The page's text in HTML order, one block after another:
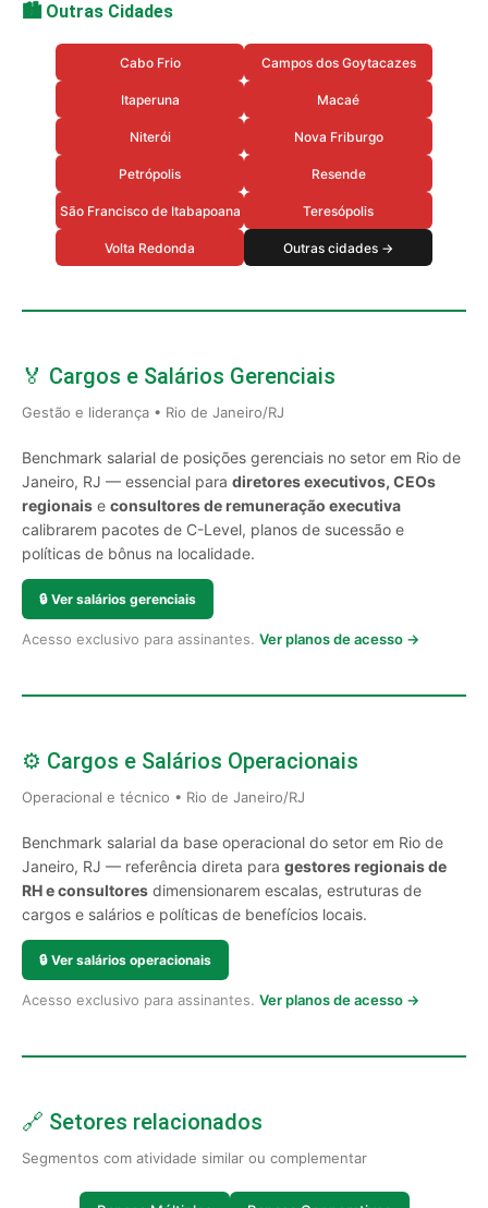
🏙️ Outras Cidades
Cabo Frio Campos dos Goytacazes
Itaperuna Macaé
Niterói Nova Friburgo
Petrópolis Resende
São Francisco de Itabapoana Teresópolis
Volta Redonda Outras cidades →
🏅 Cargos e Salários Gerenciais
Gestão e liderança • Rio de Janeiro/RJ
Benchmark salarial de posições gerenciais no setor em Rio de
Janeiro, RJ — essencial para diretores executivos, CEOs
regionais e consultores de remuneração executiva
calibrarem pacotes de C-Level, planos de sucessão e
políticas de bônus na localidade.
🔒 Ver salários gerenciais
Acesso exclusivo para assinantes. Ver planos de acesso →
⚙️ Cargos e Salários Operacionais
Operacional e técnico • Rio de Janeiro/RJ
Benchmark salarial da base operacional do setor em Rio de
Janeiro, RJ — referência direta para gestores regionais de
RH e consultores dimensionarem escalas, estruturas de
cargos e salários e políticas de benefícios locais.
🔒 Ver salários operacionais
Acesso exclusivo para assinantes. Ver planos de acesso →
🔗 Setores relacionados
Segmentos com atividade similar ou complementar